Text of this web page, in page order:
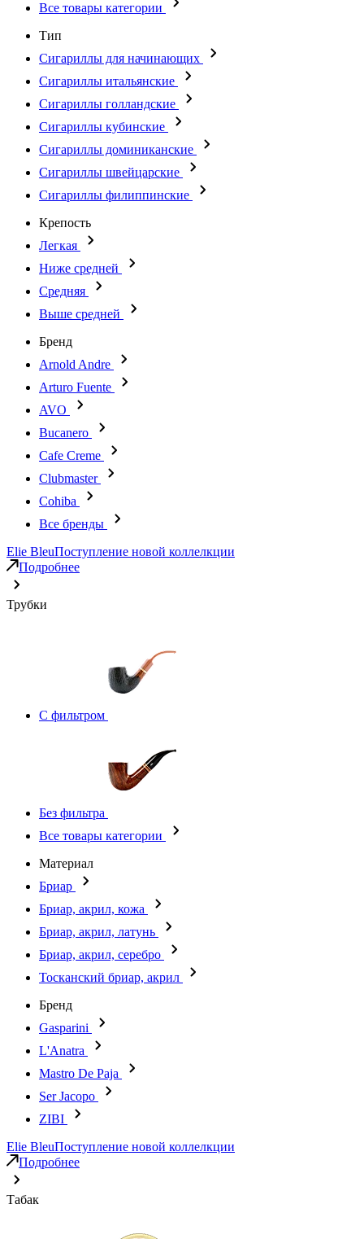
Все товары категории
Тип
Сигариллы для начинающих
Сигариллы итальянские
Сигариллы голландские
Сигариллы кубинские
Сигариллы доминиканские
Сигариллы швейцарские
Сигариллы филиппинские
Крепость
Легкая
Ниже средней
Средняя
Выше средней
Бренд
Arnold Andre
Arturo Fuente
AVO
Bucanero
Cafe Creme
Clubmaster
Cohiba
Все бренды
Elie BleuПоступление новой коллелкции
Подробнее
Трубки
С фильтром
Без фильтра
Все товары категории
Материал
Бриар
Бриар, акрил, кожа
Бриар, акрил, латунь
Бриар, акрил, серебро
Тосканский бриар, акрил
Бренд
Gasparini
L'Anatra
Mastro De Paja
Ser Jacopo
ZIBI
Elie BleuПоступление новой коллелкции
Подробнее
Табак